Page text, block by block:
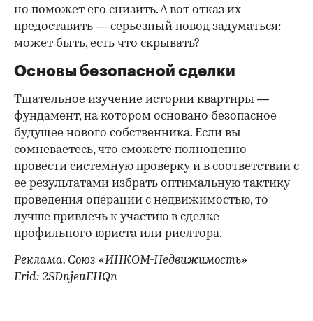
но поможет его снизить. А вот отказ их
предоставить — серьезный повод задуматься:
может быть, есть что скрывать?
Основы безопасной сделки
Тщательное изучение истории квартиры —
фундамент, на котором основано безопасное
будущее нового собственника. Если вы
сомневаетесь, что сможете полноценно
провести системную проверку и в соответствии с
ее результатами избрать оптимальную тактику
проведения операции с недвижимостью, то
лучше привлечь к участию в сделке
профильного юриста или риелтора.
Реклама. Союз «ИНКОМ-Недвижимость»
Erid: 2SDnjeuEHQn